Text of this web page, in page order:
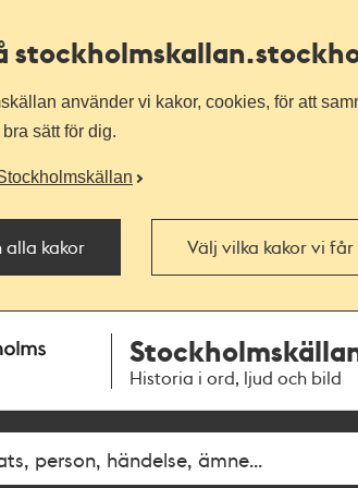
stockholmskallan
använder vi kakor, cookies, för att
sätt för dig.
alla kakor Välj vilka kakor vi
Historia i ord, ljud och bild